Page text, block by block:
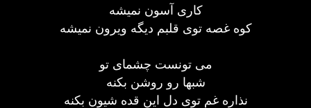
کاری آسون نمیشه
کوه غصه توی قلبم دیگه ویرون نمیشه
می تونست چشمای تو
شبها رو روشن بکنه
نذاره غم توی دل این قده شیون بکنه